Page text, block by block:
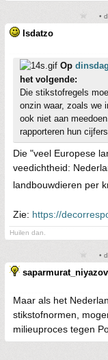
•
Isdatzo
Op
het volgende:
Die stikstofregels
onzin waar, zoals we
ook niet aan
rapporteren hun
Die "veel Europese
veedichtheid:
landbouwdieren per
Zie: https://
Huilen dan.
•
saparmurat_niyazov
Maar als het
stikstofnormen,
milieuproces tegen